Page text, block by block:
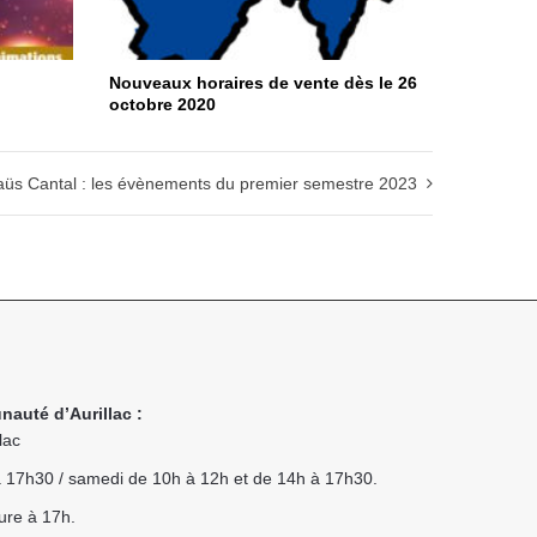
Nouveaux horaires de vente dès le 26
octobre 2020
Cantal : les évènements du premier semestre 2023
d’Aurillac :
/ samedi de 10h à 12h et de 14h à 17h30.
à 17h.